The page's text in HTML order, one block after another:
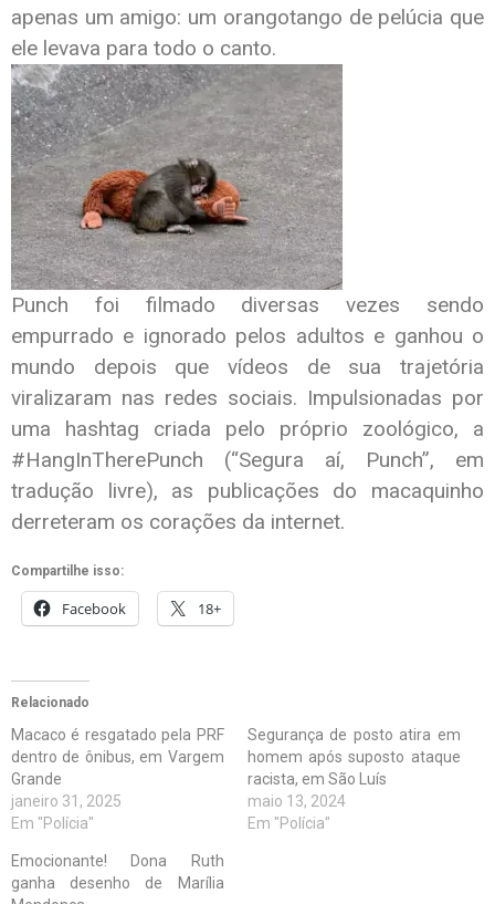
apenas um amigo: um orangotango de pelúcia que
ele levava para todo o canto.
Punch foi filmado diversas vezes sendo
empurrado e ignorado pelos adultos e ganhou o
mundo depois que vídeos de sua trajetória
viralizaram nas redes sociais. Impulsionadas por
uma hashtag criada pelo próprio zoológico, a
#HangInTherePunch (“Segura aí, Punch”, em
tradução livre), as publicações do macaquinho
derreteram os corações da internet.
Compartilhe isso:
Facebook 18+
Relacionado
Macaco é resgatado pela PRF
dentro de ônibus, em Vargem
Grande
janeiro 31, 2025
Em "Polícia"
Segurança de posto atira em
homem após suposto ataque
racista, em São Luís
maio 13, 2024
Em "Polícia"
Emocionante! Dona Ruth
ganha desenho de Marília